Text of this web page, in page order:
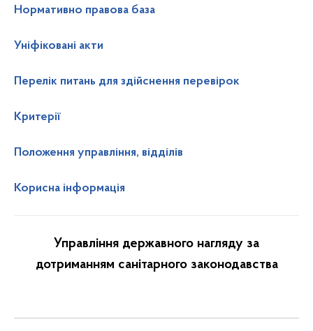
Нормативно правова база
Уніфіковані акти
Перелік питань для здійснення перевірок
Критерії
Положення управління, відділів
Корисна інформація
Управління державного нагляду за
дотриманням санітарного законодавства